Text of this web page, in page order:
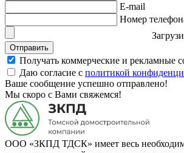
E-mail
Номер
Отправить
Получать коммерческие и рекламные
Даю согласие с политикой
Ваше сообщение успешно отправлено!
Мы скоро с Вами свяжемся!
ООО «ЗКПД ТДСК» имеет весь